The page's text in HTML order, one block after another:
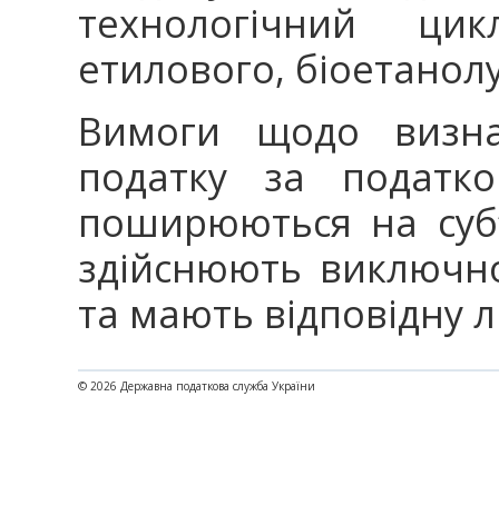
технологічний
етилового,
Вимоги щодо
податку за
поширюються на
здійснюють
та мають відповідну
© 2026 Державна податкова служба України